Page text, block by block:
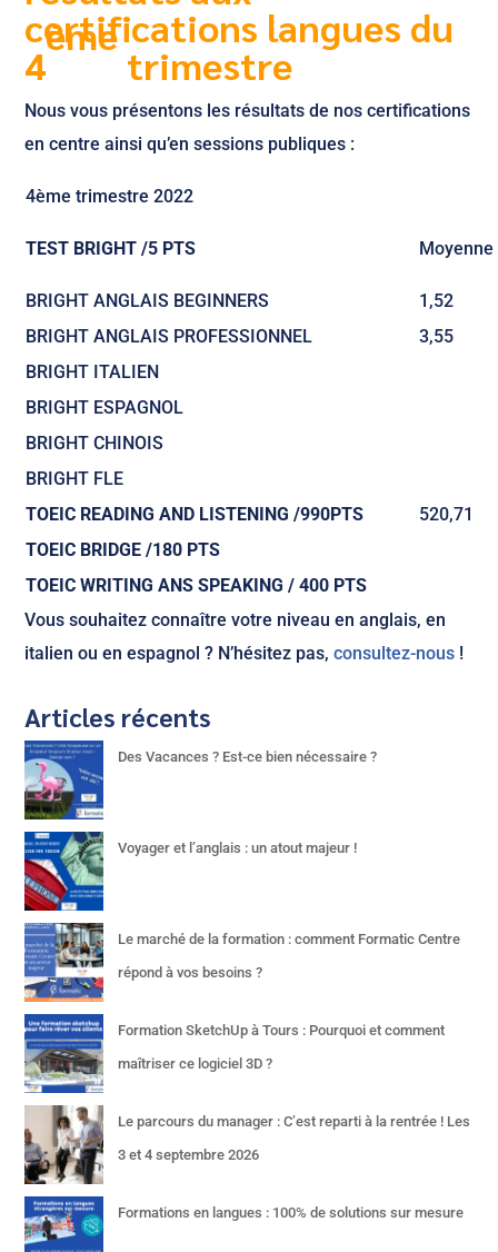
certifications langues du
4
ème
trimestre
Nous vous présentons les résultats de nos certifications
en centre ainsi qu’en sessions publiques :
4ème trimestre 2022
TEST BRIGHT /5 PTS Moyenne
BRIGHT ANGLAIS BEGINNERS
1,52
BRIGHT ANGLAIS PROFESSIONNEL
3,55
BRIGHT ITALIEN
BRIGHT ESPAGNOL
BRIGHT CHINOIS
BRIGHT FLE
TOEIC READING AND LISTENING /990PTS
520,71
TOEIC BRIDGE /180 PTS
TOEIC WRITING ANS SPEAKING / 400 PTS
Vous souhaitez connaître votre niveau en anglais, en
italien ou en espagnol ? N’hésitez pas,consultez-nous !
Articles récents
Des Vacances ? Est-ce bien nécessaire ?
Voyager et l’anglais : un atout majeur !
Le marché de la formation : comment Formatic Centre
répond à vos besoins ?
Formation SketchUp à Tours : Pourquoi et comment
maîtriser ce logiciel 3D ?
Le parcours du manager : C’est reparti à la rentrée ! Les
3 et 4 septembre 2026
Formations en langues : 100% de solutions sur mesure